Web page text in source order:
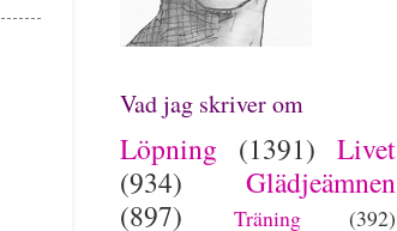
Vad jag skriver om
Löpning (1391) Livet
(934)
Glädjeämnen
(897)
Träning
(392)